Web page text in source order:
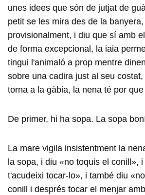
unes idees que són de jutjat de
petit se les mira des de la
provisionalment, i diu que sí amb
de forma excepcional, la iaia
tingui l'animaló a prop mentre
sobre una cadira just al seu costat,
torna a la gàbia, la nena té por
De primer, hi ha sopa. La sopa
La mare vigila insistentment la
la sopa, i diu «no toquis el conill»,
t'acudeixi tocar-lo», i també diu
conill i després tocar el menjar